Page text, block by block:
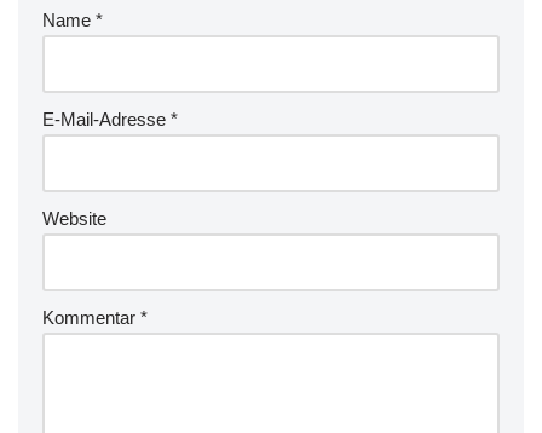
Name *
E-Mail-Adresse *
Website
Kommentar *